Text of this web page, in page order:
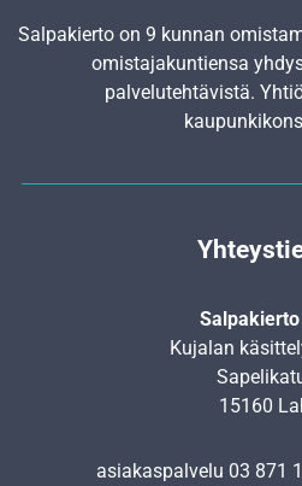
Salpakierto on 9 kunnan
omistajakuntiensa
palvelutehtävistä.
Salpakierto
Kujalan
15160
asiakaspalvelu 03 871